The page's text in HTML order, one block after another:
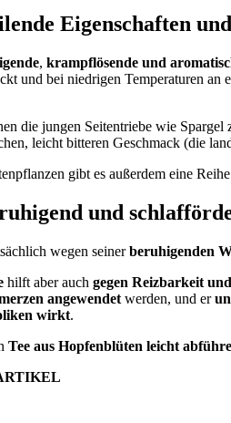
Eigenschaften
, krampflösende und
und bei niedrigen Temperaturen
die jungen Seitentriebe wie
leicht bitteren Geschmack (die
gibt es außerdem eine
und
wegen seinerberuhigenden
hilft aber auch gegen Reizbarkeit
angewendet werden, und er
wirkt.
Tee aus Hopfenblüten leicht